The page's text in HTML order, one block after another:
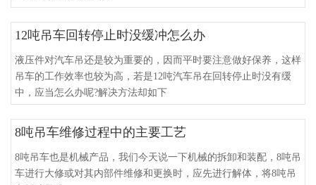
12吨吊车回转停止时没缓冲怎么办
液压件对汽车吊还是较为重要的，因而平时要注意做好保养，这样
吊车的工作效率也较为高，若是12吨汽车吊在回转停止时没有缓
中，应当怎么办呢?解决方法却如下
8吨吊车维修过程中的主要工艺
8吨吊车也是机械产品，我们今天说一下机械的拆卸和装配，8吨吊
车进行大修或对其内部件维修和更换时，应先进行解体，将8吨吊